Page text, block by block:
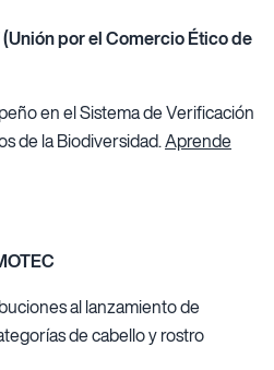
por el Comercio Ético de
en el Sistema de Verificación
de la Biodiversidad.Aprende
al lanzamiento de
de cabello y rostro